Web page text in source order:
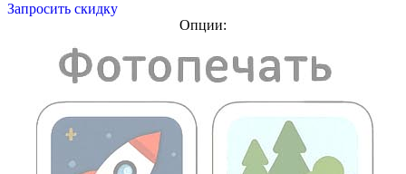
Запросить скидку
Опции: